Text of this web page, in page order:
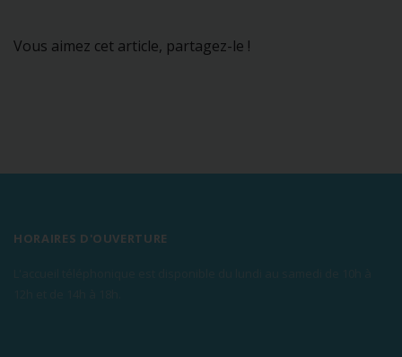
Vous aimez cet article, partagez-le !
HORAIRES D'OUVERTURE